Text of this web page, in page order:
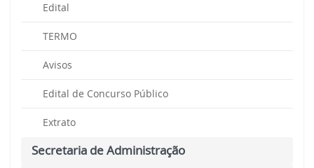
Edital
TERMO
Avisos
Edital de Concurso Público
Extrato
Secretaria de Administração